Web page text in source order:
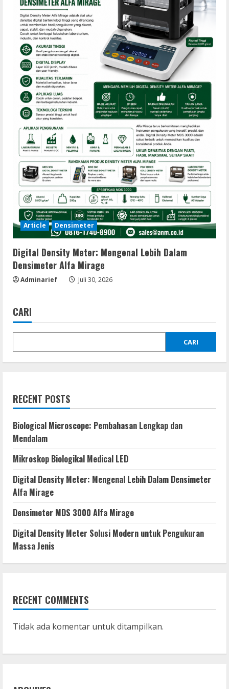
Article Densimeter
Digital Density Meter: Mengenal Lebih Dalam
Densimeter Alfa Mirage
Adminarief Juli 30, 2026
CARI
CARI
RECENT POSTS
Biological Microscope: Pembahasan Lengkap dan
Mendalam
Mikroskop Biologikal Medical LED
Digital Density Meter: Mengenal Lebih Dalam Densimeter
Alfa Mirage
Densimeter MDS 3000 Alfa Mirage
Digital Density Meter Solusi Modern untuk Pengukuran
Massa Jenis
RECENT COMMENTS
Tidak ada komentar untuk ditampilkan.